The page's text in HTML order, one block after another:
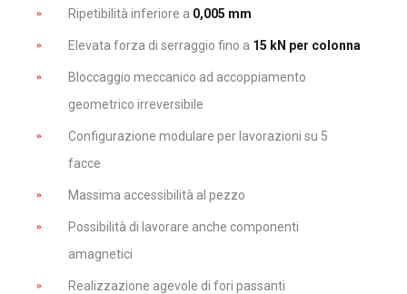
Ripetibilità inferiore a 0,005 mm
Elevata forza di serraggio fino a 15 kN per colonna
Bloccaggio meccanico ad accoppiamento
geometrico irreversibile
Configurazione modulare per lavorazioni su 5
facce
Massima accessibilità al pezzo
Possibilità di lavorare anche componenti
amagnetici
Realizzazione agevole di fori passanti